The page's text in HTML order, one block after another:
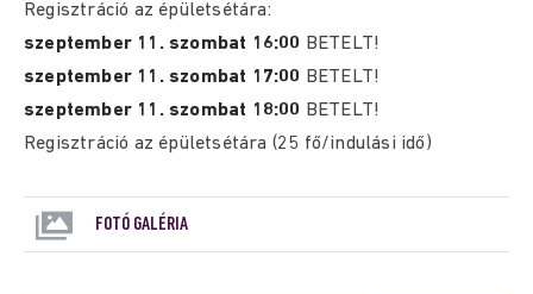
Regisztráció az épületsétára:
szeptember 11. szombat 16:00 BETELT!
szeptember 11. szombat 17:00 BETELT!
szeptember 11. szombat 18:00 BETELT!
Regisztráció az épületsétára (25 fő/indulási idő)
FOTÓ GALÉRIA